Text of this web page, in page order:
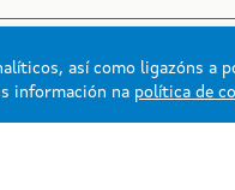
así como ligazóns a
información na política de